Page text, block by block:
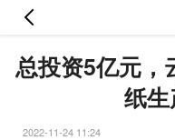
总投资5亿元，
纸
2022-11-24 11:24